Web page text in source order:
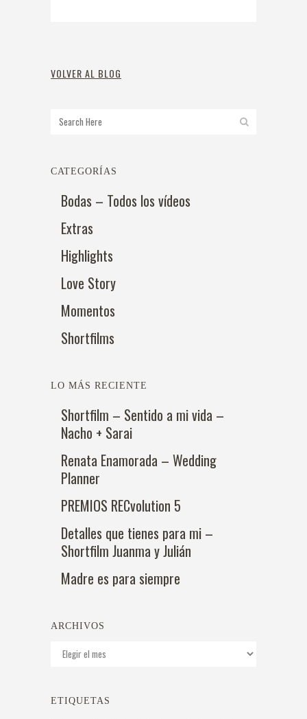
VOLVER AL BLOG
CATEGORÍAS
Bodas – Todos los vídeos
Extras
Highlights
Love Story
Momentos
Shortfilms
LO MÁS RECIENTE
Shortfilm – Sentido a mi vida –
Nacho + Sarai
Renata Enamorada – Wedding
Planner
PREMIOS RECvolution 5
Detalles que tienes para mi –
Shortfilm Juanma y Julián
Madre es para siempre
ARCHIVOS
Archivos
ETIQUETAS